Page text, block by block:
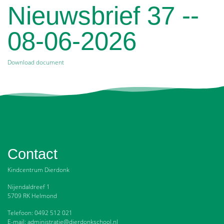
Nieuwsbrief 37 --
08-06-2026
Download document
Contact
Kindcentrum Dierdonk
Nijendaldreef 1
5709 RK Helmond
Telefoon: 0492 512 021
E-mail: administratie@dierdonkschool.nl